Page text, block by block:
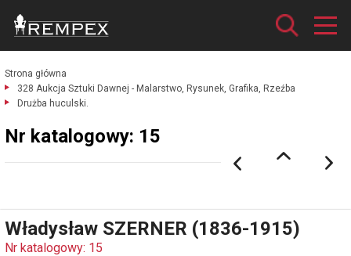
Strona główna
328 Aukcja Sztuki Dawnej - Malarstwo, Rysunek, Grafika, Rzeźba
Drużba huculski.
Nr katalogowy: 15
Władysław SZERNER (1836-1915)
Nr katalogowy: 15